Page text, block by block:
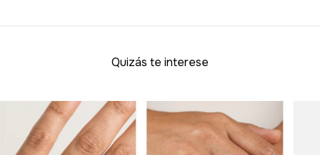
Quizás te interese